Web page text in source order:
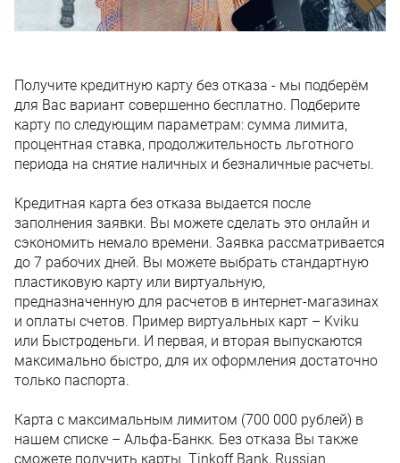
Получите кредитную карту без отказа - мы подберём
для Вас вариант совершенно бесплатно. Подберите
карту по следующим параметрам: сумма лимита,
процентная ставка, продолжительность льготного
периода на снятие наличных и безналичные расчеты.
Кредитная карта без отказа выдается после
заполнения заявки. Вы можете сделать это онлайн и
сэкономить немало времени. Заявка рассматривается
до 7 рабочих дней. Вы можете выбрать стандартную
пластиковую карту или виртуальную,
предназначенную для расчетов в интернет-магазинах
и оплаты счетов. Пример виртуальных карт – Kviku
или Быстроденьги. И первая, и вторая выпускаются
максимально быстро, для их оформления достаточно
только паспорта.
Карта с максимальным лимитом (700 000 рублей) в
нашем списке – Альфа-Банкк. Без отказа Вы также
сможете получить карты Tinkoff Bank, Russian